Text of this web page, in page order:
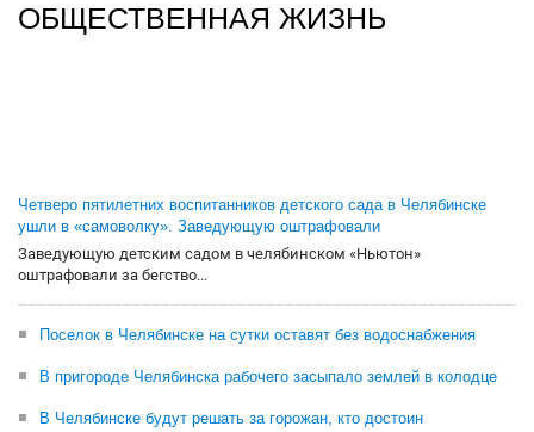
ОБЩЕСТВЕННАЯ ЖИЗНЬ
Четверо пятилетних воспитанников детского сада в Челябинске
ушли в «самоволку». Заведующую оштрафовали
Заведующую детским садом в челябинском «Ньютон»
оштрафовали за бегство...
Поселок в Челябинске на сутки оставят без водоснабжения
В пригороде Челябинска рабочего засыпало землей в колодце
В Челябинске будут решать за горожан, кто достоин